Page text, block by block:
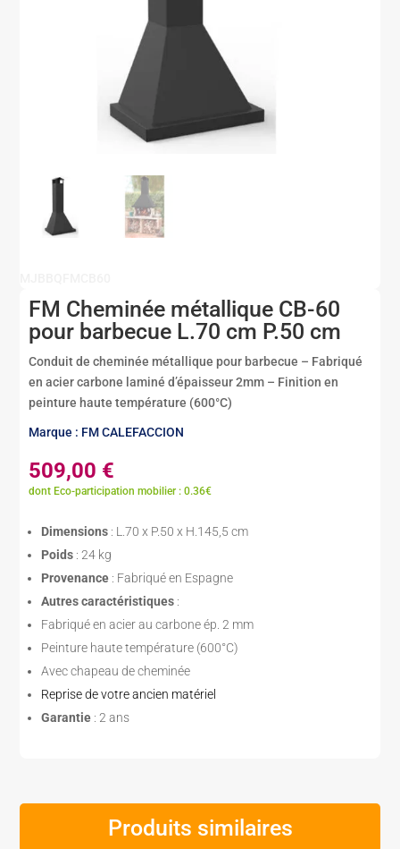
FM Cheminée métallique CB-60
pour barbecue L.70 cm P.50 cm
Conduit de cheminée métallique pour barbecue – Fabriqué
en acier carbone laminé d’épaisseur 2mm – Finition en
peinture haute température (600°C)
Marque : FM CALEFACCION
509,00 €
dont Eco-participation mobilier : 0.36€
Dimensions : L.70 x P.50 x H.145,5 cm
Poids : 24 kg
Provenance : Fabriqué en Espagne
Autres caractéristiques :
Fabriqué en acier au carbone ép. 2 mm
Peinture haute température (600°C)
Avec chapeau de cheminée
Reprise de votre ancien matériel
Garantie : 2 ans
Produits similaires